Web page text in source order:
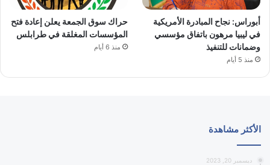
أبوراس: نجاح المبادرة الأمريكية
في ليبيا مرهون باتفاق مؤسسي
وضمانات للتنفيذ
منذ 5 أيام
حراك سوق الجمعة يعلن إعادة فتح
المؤسسات المغلقة في طرابلس
منذ 6 أيام
الأكثر مشاهدة
ديسمبر 20, 2023